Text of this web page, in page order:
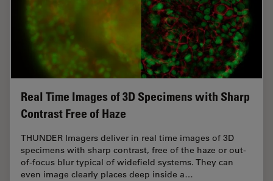
Real Time Images of 3D Specimens with Sharp
Contrast Free of Haze
THUNDER Imagers deliver in real time images of 3D
specimens with sharp contrast, free of the haze or out-
of-focus blur typical of widefield systems. They can
even image clearly places deep inside a…